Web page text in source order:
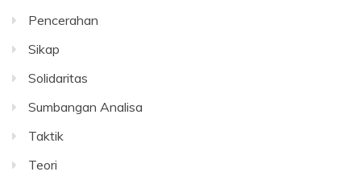
Pencerahan
Sikap
Solidaritas
Sumbangan Analisa
Taktik
Teori